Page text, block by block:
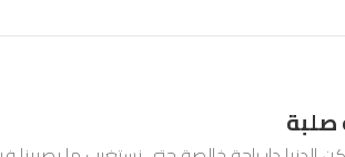
صلبة